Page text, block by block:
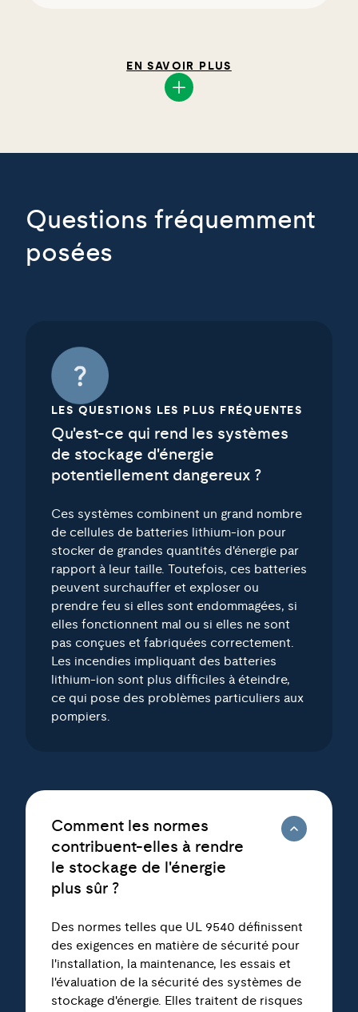
EN SAVOIR PLUS
Questions fréquemment
posées
LES QUESTIONS LES PLUS FRÉQUENTES
Qu'est-ce qui rend les systèmes
de stockage d'énergie
potentiellement dangereux ?
Ces systèmes combinent un grand nombre
de cellules de batteries lithium-ion pour
stocker de grandes quantités d'énergie par
rapport à leur taille. Toutefois, ces batteries
peuvent surchauffer et exploser ou
prendre feu si elles sont endommagées, si
elles fonctionnent mal ou si elles ne sont
pas conçues et fabriquées correctement.
Les incendies impliquant des batteries
lithium-ion sont plus difficiles à éteindre,
ce qui pose des problèmes particuliers aux
pompiers.
Comment les normes
contribuent-elles à rendre
le stockage de l'énergie
plus sûr ?
Des normes telles que UL 9540 définissent
des exigences en matière de sécurité pour
l'installation, la maintenance, les essais et
l'évaluation de la sécurité des systèmes de
stockage d'énergie. Elles traitent de risques